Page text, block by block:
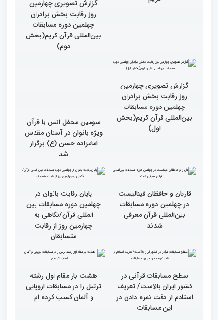
مسابقات بین المللی قرآن
کریم
دوم)
گزارش تصویری چهارمین
روز رقابت بخش برادران
چهلمین دوره مسابقات
بین‌المللی قرآن کریم(بخش
سومین محفل انس با قرآن
ویژه بانوان در آستان مقدس
امامزاده حسن (ع) برگزار
شد
قاریان و حافظان فینالیست‌